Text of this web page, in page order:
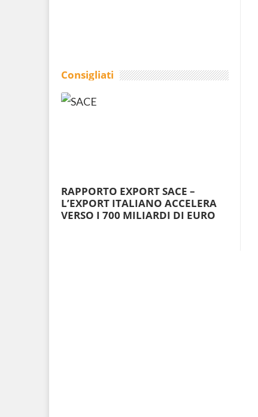
Consigliati
RAPPORTO EXPORT SACE –
L’EXPORT ITALIANO ACCELERA
VERSO I 700 MILIARDI DI EURO